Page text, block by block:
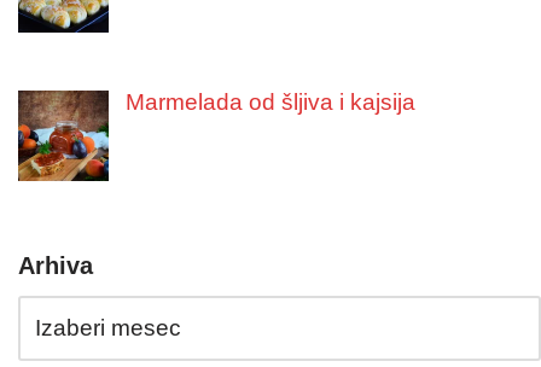
Marmelada od šljiva i kajsija
Arhiva